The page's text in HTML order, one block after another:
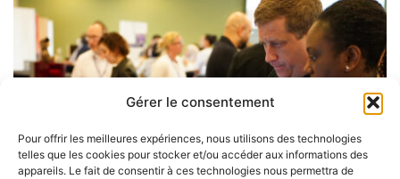
Gérer le consentement
Pour offrir les meilleures expériences, nous utilisons des technologies
telles que les cookies pour stocker et/ou accéder aux informations des
appareils. Le fait de consentir à ces technologies nous permettra de